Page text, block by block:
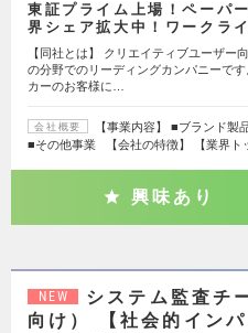
東証プライム上場！ペーパ
界シェア拡大中！ワークラ
【同社とは】 クリエイティブユーザー
の分野でのリーディングカンパニーで
カーのお客様に…
会社概要
【事業内容】 ■ブランド
■その他事業 【会社の特徴】 【業界ト
興味あり
NEW
システム監査チ
向け） 【社会的イン